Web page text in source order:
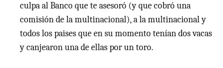
culpa al Banco que te asesoró (y que cobró una
comisión de la multinacional), a la multinacional y
todos los paises que en su momento tenían dos vacas
y canjearon una de ellas por un toro.